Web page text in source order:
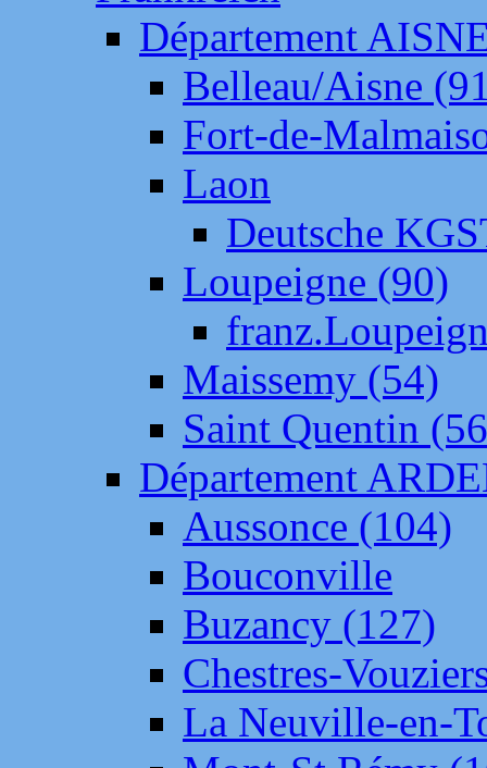
Département
Belleau/Aisne
Fort-de-
Laon
Deutsche
Loupeigne (90)
Maissemy (54)
Saint Quentin
Département
Aussonce (104)
Bouconville
Buzancy (127)
Chestres-
La Neuville-en-